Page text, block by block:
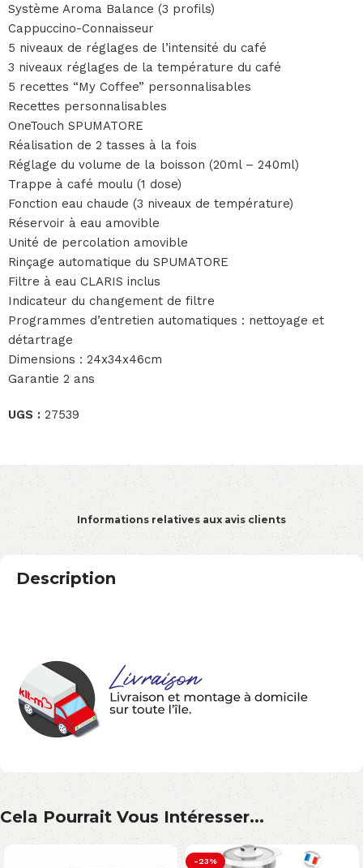
Système Aroma Balance (3 profils)
Cappuccino-Connaisseur
5 niveaux de réglages de l’intensité du café
3 niveaux réglages de la température du café
5 recettes “My Coffee” personnalisables
Recettes personnalisables
OneTouch SPUMATORE
Réalisation de 2 tasses à la fois
Réglage du volume de la boisson (20ml – 240ml)
Trappe à café moulu (1 dose)
Fonction eau chaude (3 niveaux de température)
Réservoir à eau amovible
Unité de percolation amovible
Rinçage automatique du SPUMATORE
Filtre à eau CLARIS inclus
Indicateur du changement de filtre
Programmes d’entretien automatiques : nettoyage et
détartrage
Dimensions : 24x34x46cm
Garantie 2 ans
UGS : 27539
Informations relatives aux avis clients
Description
Cela Pourrait Vous Intéresser...
-23%